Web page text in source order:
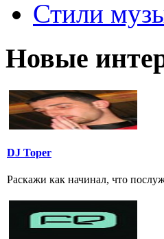
Стили
Новые
DJ Toper
Раскажи как начинал, что